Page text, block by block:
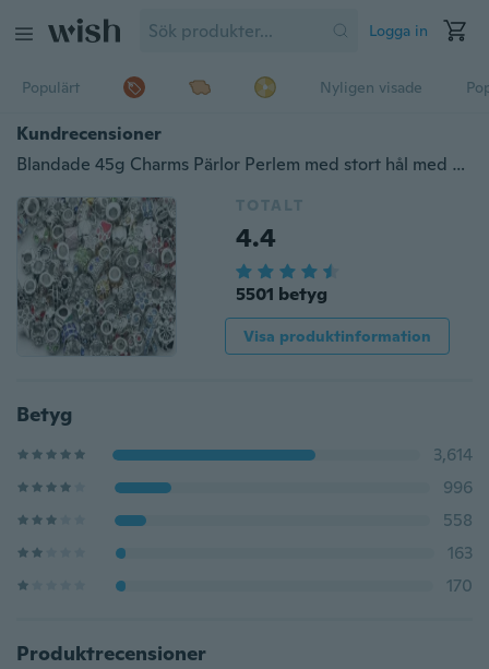
Logga in
Populärt Nyligen visade
Kundrecensioner
Blandade 45g Charms Pärlor Perlem med stort hål med strass för charmarmband ARMBAND
TOTALT
4.4
5501 betyg
Visa produktinformation
Betyg
3,614
996
558
163
170
Produktrecensioner